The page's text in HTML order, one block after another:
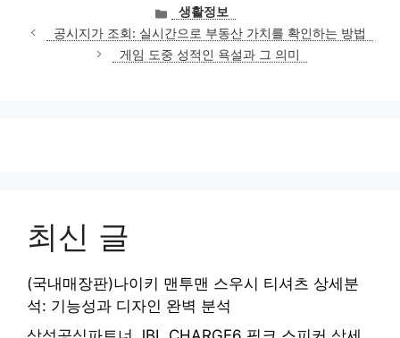
카
테
고
리
생활정보
공시지가 조회: 실시간으로 부동산 가치를 확인하는 방법
게임 도중 성적인 욕설과 그 의미
최신 글
(국내매장판)나이키 맨투맨 스우시 티셔츠 상세분
석: 기능성과 디자인 완벽 분석